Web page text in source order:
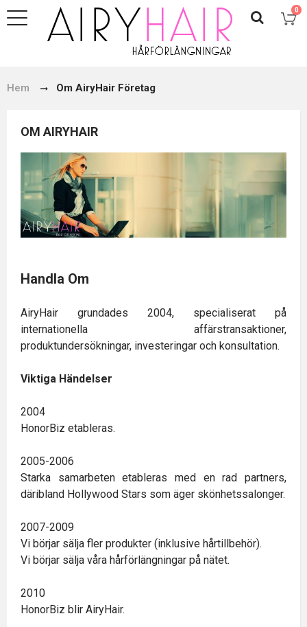
0
Hem Om AiryHair Företag
OM AIRYHAIR
Handla Om
AiryHair grundades 2004, specialiserat på
internationella affärstransaktioner,
produktundersökningar, investeringar och konsultation.
Viktiga Händelser
2004
HonorBiz etableras.
2005-2006
Starka samarbeten etableras med en rad partners,
däribland Hollywood Stars som äger skönhetssalonger.
2007-2009
Vi börjar sälja fler produkter (inklusive hårtillbehör).
Vi börjar sälja våra hårförlängningar på nätet.
2010
HonorBiz blir AiryHair.